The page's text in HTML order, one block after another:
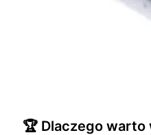
🏆 Dlaczego warto